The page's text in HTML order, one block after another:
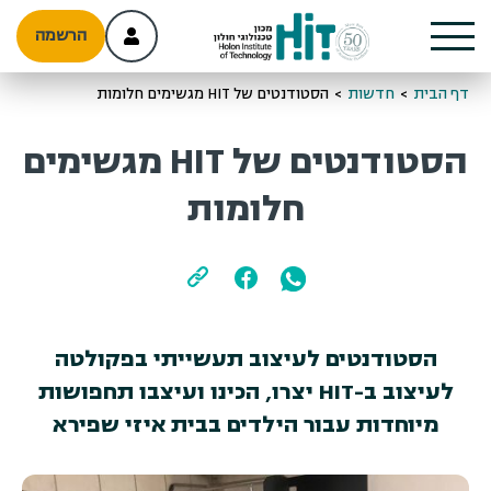
הרשמה
דף הבית > חדשות > הסטודנטים של HIT מגשימים חלומות
הסטודנטים של HIT מגשימים
חלומות
הסטודנטים לעיצוב תעשייתי בפקולטה
לעיצוב ב-HIT יצרו, הכינו ועיצבו תחפושות
מיוחדות עבור הילדים בבית איזי שפירא